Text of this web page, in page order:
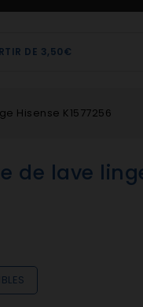
DE 3,50€
Hisense K1577256
de lave